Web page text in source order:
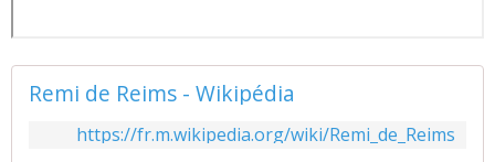
Remi de Reims - Wikipédia
https://fr.m.wikipedia.org/wiki/Remi_de_Reims